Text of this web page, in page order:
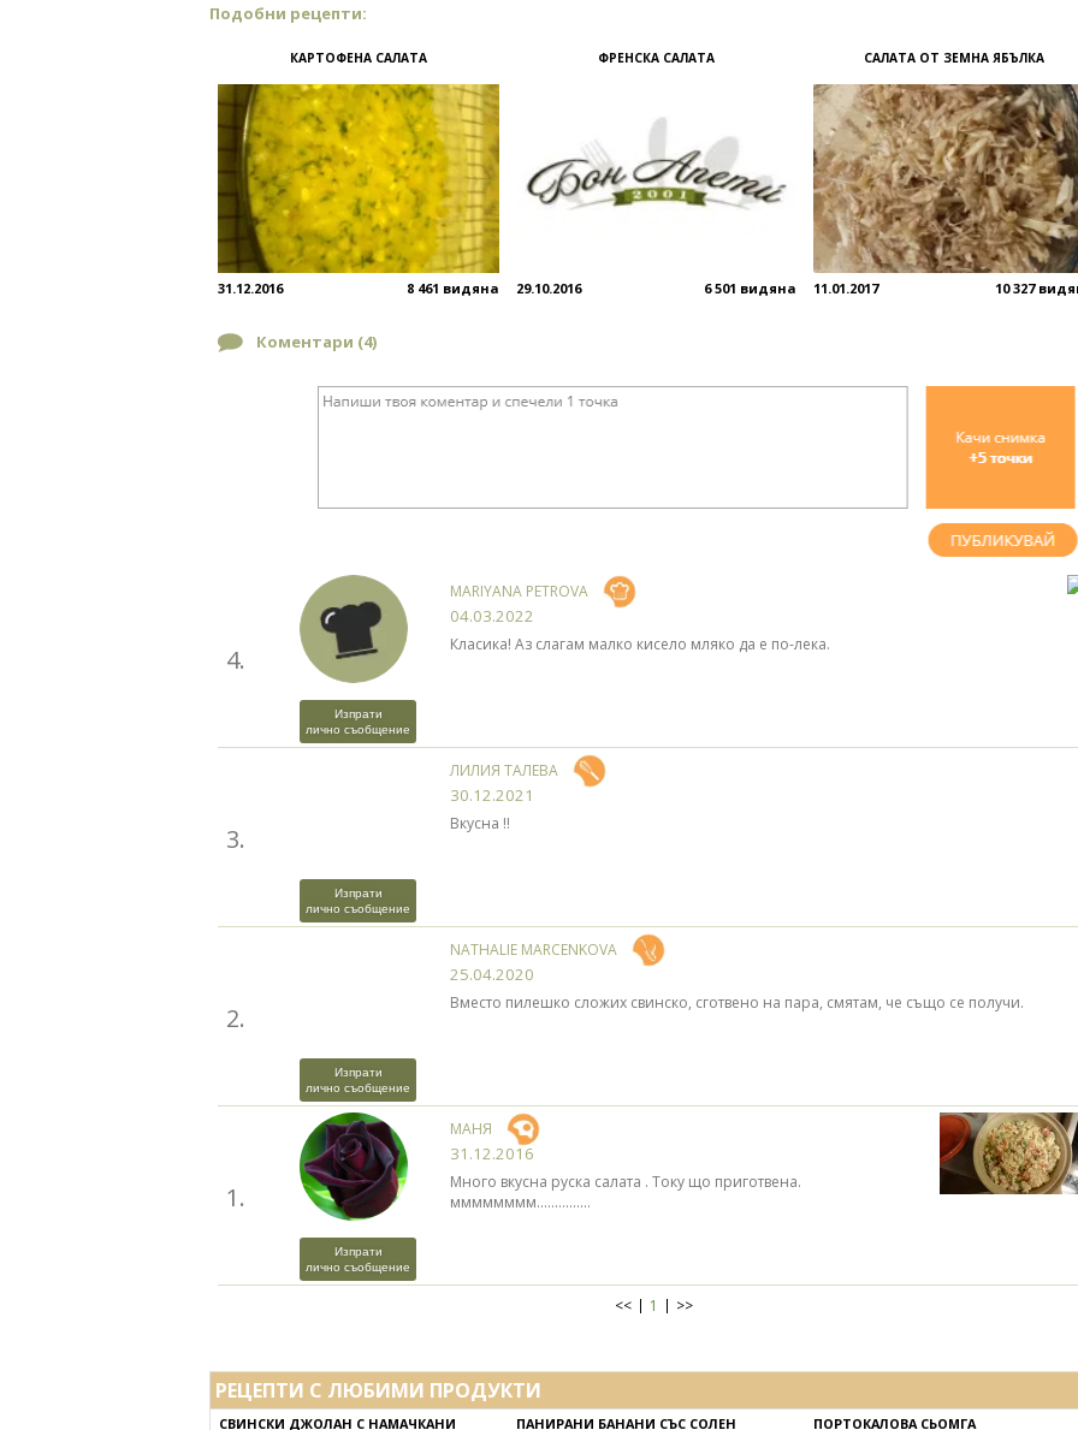
Подобни рецепти:
КАРТОФЕНА САЛАТА
31.12.2016 8 461 видяна
ФРЕНСКА САЛАТА
29.10.2016 6 501 видяна
САЛАТА ОТ ЗЕМНА ЯБЪЛКА
11.01.2017 10 327
Коментари (4)
4.
Изпрати
лично съобщение
MARIYANA PETROVA
04.03.2022
Класика! Аз слагам малко кисело мляко да е по-лека.
3.
Изпрати
лично съобщение
ЛИЛИЯ ТАЛЕВА
30.12.2021
Вкусна !!
2.
Изпрати
лично съобщение
NATHALIE MARCENKOVA
25.04.2020
Вместо пилешко сложих свинско, сготвено на пара, смятам, че също се получи.
1.
Изпрати
лично съобщение
МАНЯ
31.12.2016
Много вкусна руска салата . Току що приготвена.
мммммммм...............
<< 1 >>
РЕЦЕПТИ С ЛЮБИМИ ПРОДУКТИ
СВИНСКИ ДЖОЛАН С НАМАЧКАНИ ПАНИРАНИ БАНАНИ СЪС СОЛЕН ПОРТОКАЛОВА СЬОМГА